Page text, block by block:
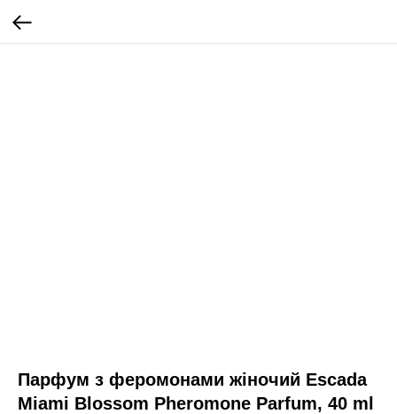
Парфум з феромонами жіночий Escada
Miami Blossom Pheromone Parfum, 40 ml